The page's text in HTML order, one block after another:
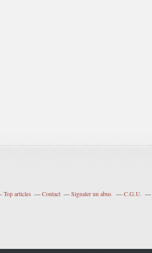
Top articles Contact Signaler un abus C.G.U.